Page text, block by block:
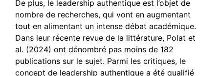
De plus, le leadership authentique est l’objet de
nombre de recherches, qui vont en augmentant
tout en alimentant un intense débat académique.
Dans leur récente revue de la littérature, Polat et
al. (2024) ont dénombré pas moins de 182
publications sur le sujet. Parmi les critiques, le
concept de leadership authentique a été qualifié